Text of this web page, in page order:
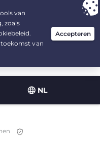
NL
jaar, voor $